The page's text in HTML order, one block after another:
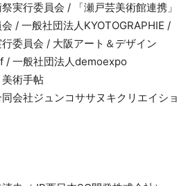
実行委員会 / 「瀬戸芸美術館連携」
/ 一般社団法人KYOTOGRAPHIE /
委員会 / 大阪アート＆デザイン
/ 一般社団法人demoexpo
美術手帖
会社ジュンコササヌキクリエイショ